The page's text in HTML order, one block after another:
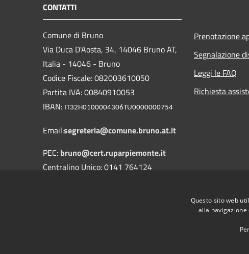
CONTATTI
Comune di Bruno
Via Duca D'Aosta, 34, 14046 Bruno AT,
Italia - 14046 - Bruno
Codice Fiscale: 082003610050
Partita IVA: 00840910053
IBAN: IT32H0100004306TU0000000754
Email:segreteria@comune.bruno.at.it
PEC: bruno@cert.ruparpiemonte.it
Centralino Unico: 0141 764124
Prenotazione
Segnalazione
Leggi le FAQ
Richiesta
Mappa del sito
Questo sito web
alla